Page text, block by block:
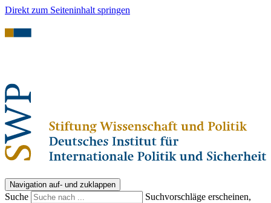
Direkt zum Seiteninhalt springen
Navigation auf- und zuklappen
Suche
Suchvorschläge erscheinen,